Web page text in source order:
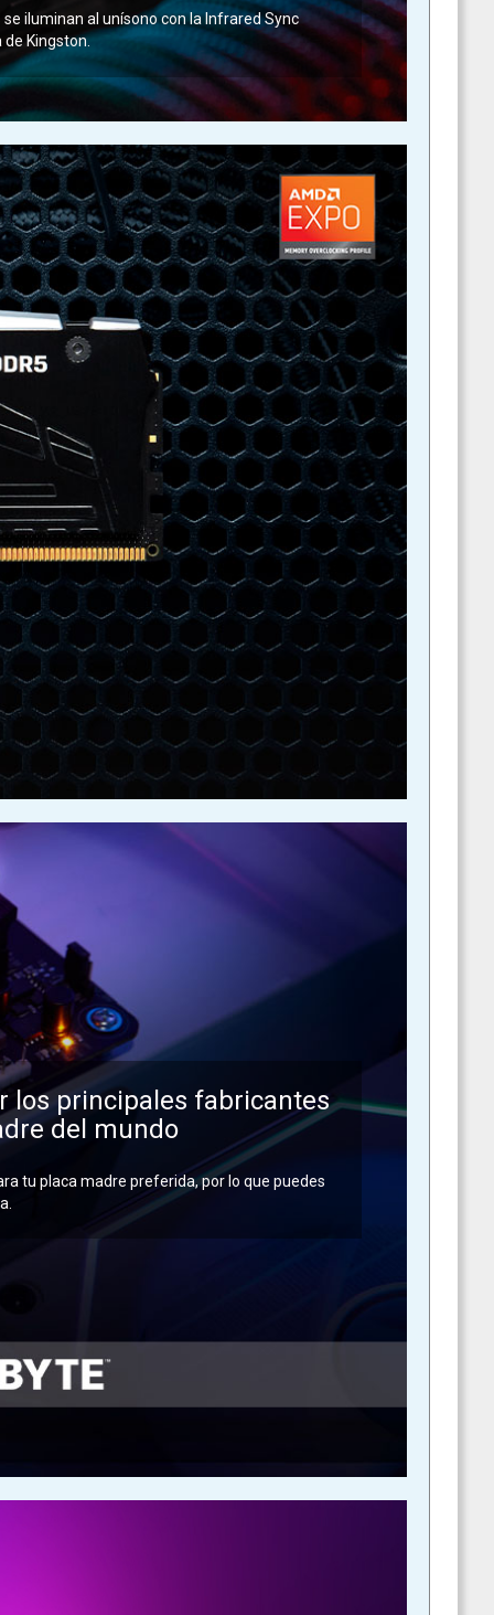
iluminan al unísono con la Infrared Sync
Kingston.
los principales fabricantes
del mundo
tu placa madre preferida, por lo que puedes